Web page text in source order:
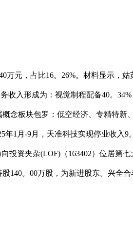
元，占比16。26%。材料显示，
入形成为：视觉制程配备40。34%
念板块包罗：低空经济、专精特新
1月-9月，天准科技实现停业收入9
投资夹杂(LOF)（163402）位居第
140。00万股，为新进股东。兴全